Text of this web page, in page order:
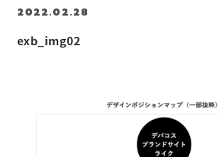
exb_img02
2022.02.28